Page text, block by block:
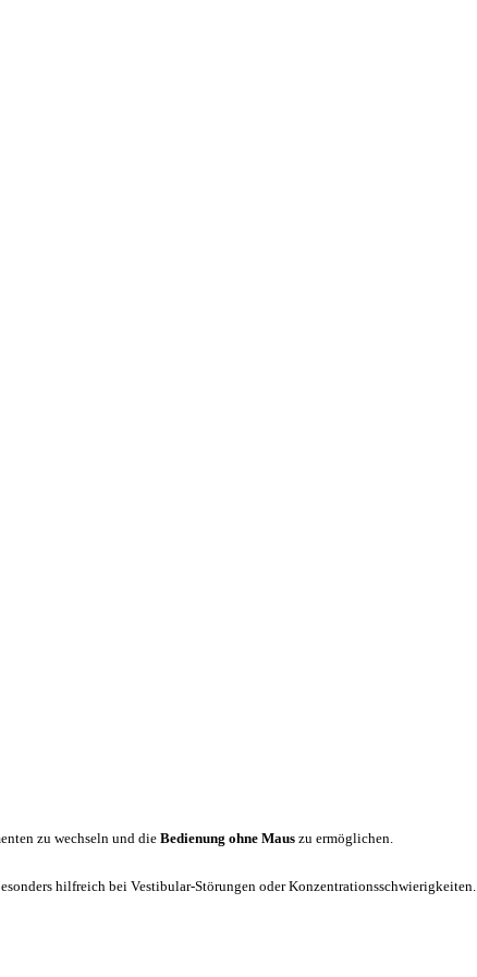
zu wechseln und die Bedienung ohne Maus zu ermöglichen.
hilfreich bei Vestibular-Störungen oder Konzentrationsschwierigkeiten.